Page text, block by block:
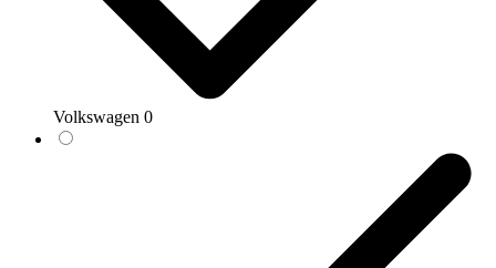
Volkswagen 0